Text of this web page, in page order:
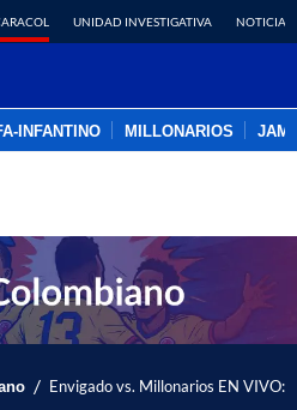
UNIDAD INVESTIGATIVA NOTICIAS
INFANTINO MILLONARIOS
/ Envigado vs. Millonarios EN VIVO: